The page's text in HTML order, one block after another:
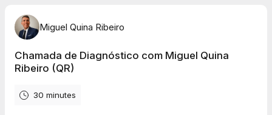
Miguel Quina Ribeiro
Chamada de Diagnóstico com Miguel Quina
Ribeiro (QR)
30 minutes